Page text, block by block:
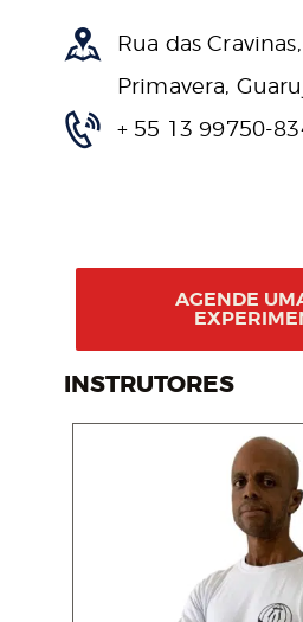
Rua das
Primavera,
+ 55 13 99750-
AGENDE
INSTRUTORES